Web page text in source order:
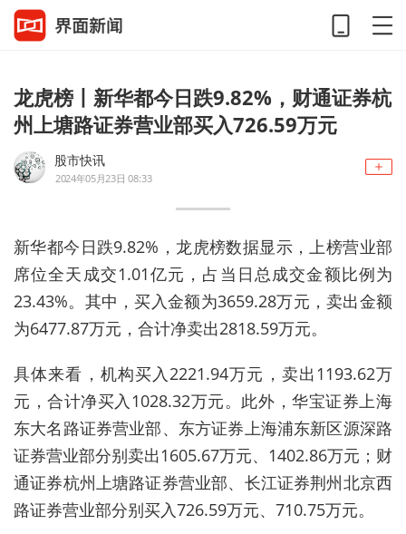
龙虎榜丨新华都今日跌9.82%，财通证券杭
州上塘路证券营业部买入726.59万元
股市快讯
2024年05月23日 08:33
新华都今日跌9.82%，龙虎榜数据显示，上榜营业部
席位全天成交1.01亿元，占当日总成交金额比例为
23.43%。其中，买入金额为3659.28万元，卖出金额
为6477.87万元，合计净卖出2818.59万元。
具体来看，机构买入2221.94万元，卖出1193.62万
元，合计净买入1028.32万元。此外，华宝证券上海
东大名路证券营业部、东方证券上海浦东新区源深路
证券营业部分别卖出1605.67万元、1402.86万元；财
通证券杭州上塘路证券营业部、长江证券荆州北京西
路证券营业部分别买入726.59万元、710.75万元。